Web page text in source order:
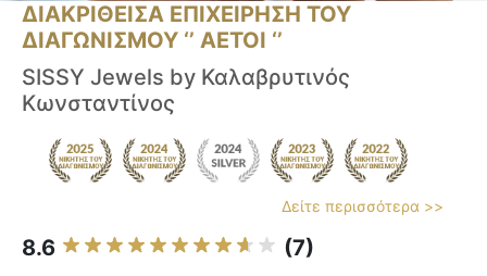
ΔΙΑΚΡΙΘΕΙΣΑ ΕΠΙΧΕΙΡΗΣΗ ΤΟΥ
ΔΙΑΓΩΝΙΣΜΟΥ ‘’ ΑΕΤΟΙ ‘’
SISSY Jewels by Καλαβρυτινός
Κωνσταντίνος
Δείτε περισσότερα >>
8.6 (7)